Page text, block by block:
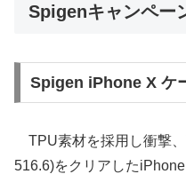
Spigenキャンペー
Spigen iPhone X ケ
TPU素材を採用し衝撃
516.6)をクリアした